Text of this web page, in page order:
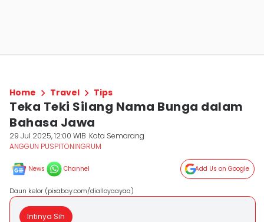
Home Travel Tips
Teka Teki Silang Nama Bunga dalam
Bahasa Jawa
29 Jul 2025, 12:00 WIB Kota Semarang
ANGGUN PUSPITONINGRUM
News Channel Add Us on Google
Daun kelor (pixabay.com/dialloyaayaa)
Intinya Sih